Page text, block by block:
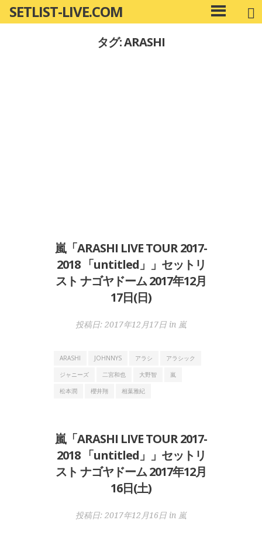
ン
SETLIST-LIVE.COM
メ
イ
タグ: ARASHI
嵐「ARASHI LIVE TOUR 2017-
2018 「untitled」」セットリ
スト ナゴヤドーム 2017年12月
17日(日)
投稿日: 2017年12月17日 in 嵐
ARASHI JOHNNYS アラシ
アラシック
ジャニーズ
二宮和也 大野智
嵐
松本潤
櫻井翔 相葉雅紀
嵐「ARASHI LIVE TOUR 2017-
2018 「untitled」」セットリ
スト ナゴヤドーム 2017年12月
16日(土)
投稿日: 2017年12月16日 in 嵐